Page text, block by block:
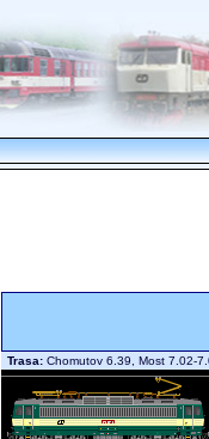
Trasa: Chomutov 6.39, Most 7.02-